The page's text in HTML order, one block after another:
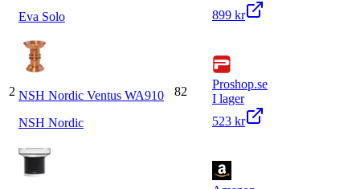
Eva Solo
899 kr
2 NSH Nordic Ventus WA910
NSH Nordic
82
Proshop.se
I lager
523 kr